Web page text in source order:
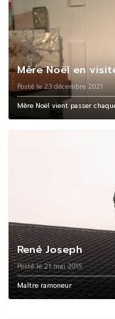
Mère Noël en
Posté le 23 décembre 2021
Mère Noël vient passer
René Joseph
Posté le 21 mai 2015
Maître ramoneur